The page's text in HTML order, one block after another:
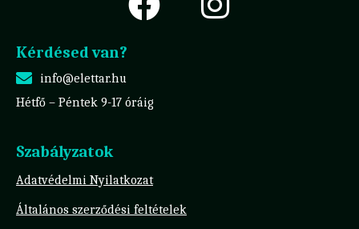
Kérdésed van?
info@elettar.hu
Hétfő – Péntek 9-17 óráig
Szabályzatok
Adatvédelmi Nyilatkozat
Általános szerződési feltételek